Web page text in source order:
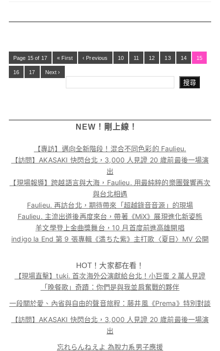
Page 15 of 17 « First ‹ Previous 10 11 12 13 14 15
16 17 Next ›
搜尋
NEW！剛上線！
【專訪】邁向全新階段！混合不同色彩的 Faulieu.
【訪問】AKASAKI 快閃台北，3,000 人見證 20 歲前最後一場演
出
【現場報導】跨越語言與大海，Faulieu. 用最純粹的樂團聲響再次
與台北相遇
Faulieu. 再訪台北，期待帶來「超越錄音音源」的現場
Faulieu. 主流出道後再度來台，帶著《MiX》展現進化新姿態
羊文學登上金曲獎舞台，10 月首度前進高雄開唱
indigo la End 第 9 張專輯《満ちた紫》主打歌〈夏目〉MV 公開
HOT！大家都在看！
【現場直擊】tuki. 首次海外公演獻給台北！小巨蛋 2 萬人見證
「晚餐歌」奇蹟：你們是與我並肩奮戰的夥伴
一段關於愛、內省與自由的聲音旅程：藤井風《Prema》特別對談
【訪問】AKASAKI 快閃台北，3,000 人見證 20 歲前最後一場演
出
忘れらんねえよ 為脫力系男子應援